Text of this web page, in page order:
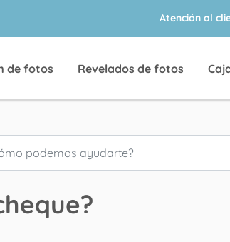
Atención al
de fotos Revelados de fotos